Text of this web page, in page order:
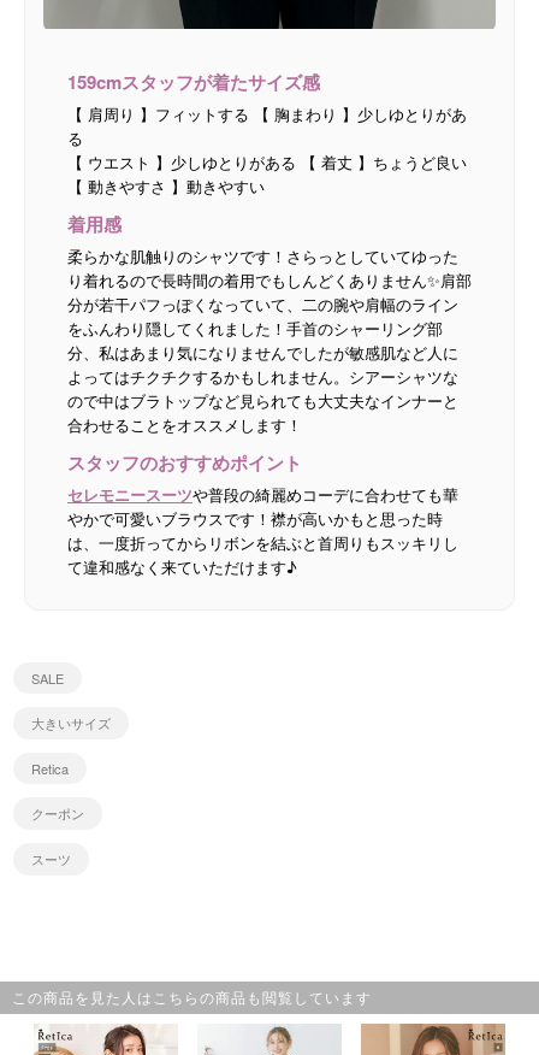
159cmスタッフが着たサイズ感
【 肩周り 】フィットする 【 胸まわり 】少しゆとりがあ
る
【 ウエスト 】少しゆとりがある 【 着丈 】ちょうど良い
【 動きやすさ 】動きやすい
着用感
柔らかな肌触りのシャツです！さらっとしていてゆった
り着れるので長時間の着用でもしんどくありません✨肩部
分が若干パフっぽくなっていて、二の腕や肩幅のライン
をふんわり隠してくれました！手首のシャーリング部
分、私はあまり気になりませんでしたが敏感肌など人に
よってはチクチクするかもしれません。シアーシャツな
ので中はブラトップなど見られても大丈夫なインナーと
合わせることをオススメします！
スタッフのおすすめポイント
セレモニースーツや普段の綺麗めコーデに合わせても華
やかで可愛いブラウスです！襟が高いかもと思った時
は、一度折ってからリボンを結ぶと首周りもスッキリし
て違和感なく来ていただけます♪
SALE
大きいサイズ
Retica
クーポン
スーツ
この商品を見た人はこちらの商品も閲覧しています